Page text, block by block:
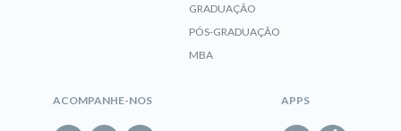
GRADUAÇÃO
PÓS-GRADUAÇÃO
MBA
ACOMPANHE-NOS APPS